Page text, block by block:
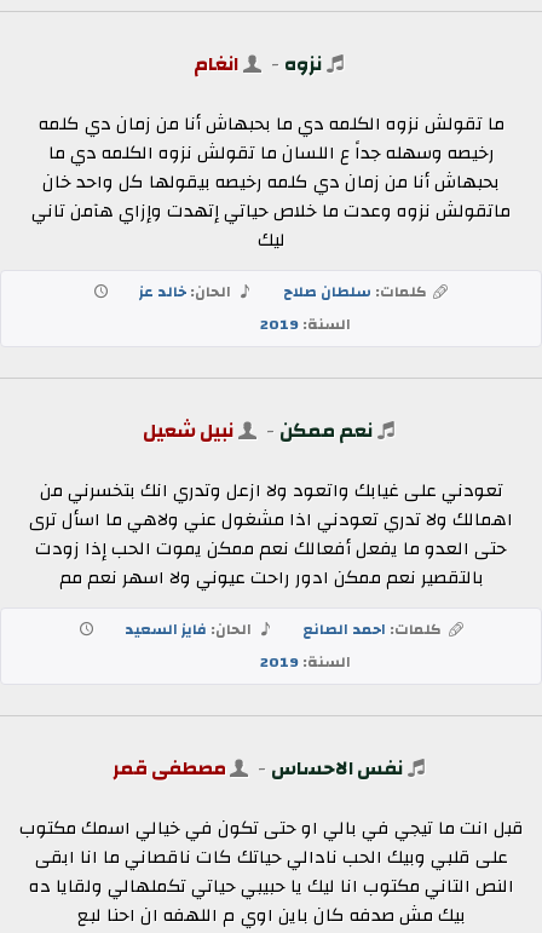
نزوه - انغام
ما تقولش نزوه الكلمه دي ما بحبهاش أنا من زمان دي كلمه
رخيصه وسهله جداً ع اللسان ما تقولش نزوه الكلمه دي ما
بحبهاش أنا من زمان دي كلمه رخيصه بيقولها كل واحد خان
ماتقولش نزوه وعدت ما خلاص حياتي إتهدت وإزاي هآمن تاني
ليك
كلمات: سلطان صلاح الحان:خالد عز
السنة:2019
نعم ممكن - نبيل شعيل
تعودني على غيابك واتعود ولا ازعل وتدري انك بتخسرني من
اهمالك ولا تدري تعودني اذا مشغول عني ولاهي ما اسأل ترى
حتى العدو ما يفعل أفعالك نعم ممكن يموت الحب إذا زودت
بالتقصير نعم ممكن ادور راحت عيوني ولا اسهر نعم مم
كلمات: احمد الصانع الحان: فايز السعيد
السنة:2019
نفس الاحساس - مصطفى قمر
قبل انت ما تيجي في بالي او حتى تكون في خيالي اسمك مكتوب
على قلبي وبيك الحب نادالي حياتك كات ناقصاني ما انا ابقى
النص التاني مكتوب انا ليك يا حبيبي حياتي تكملهالي ولقايا ده
بيك مش صدفه كان باين اوي م اللهفه ان احنا لبع